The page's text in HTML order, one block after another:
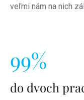
veľmi nám na nich
99%
do dvoch